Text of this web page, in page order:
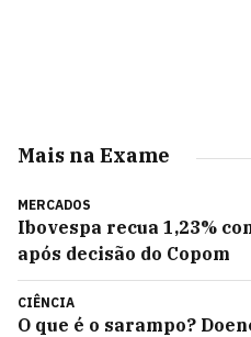
Mais na Exame
MERCADOS
Ibovespa recua 1,23%
após decisão do Copom
CIÊNCIA
O que é o sarampo?